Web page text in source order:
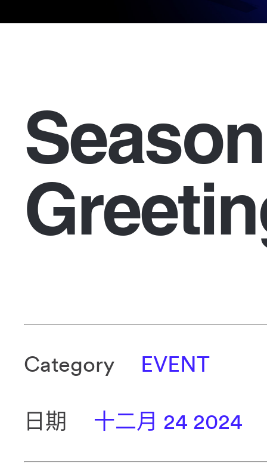
Category EVENT
日期 十二月 24 2024